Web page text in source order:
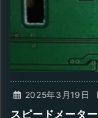
2025年3月19日
スピードメータ